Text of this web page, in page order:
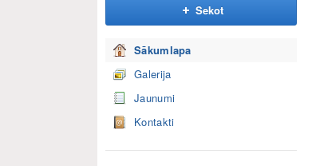
Sekot
Sākumlapa
Galerija
Jaunumi
Kontakti